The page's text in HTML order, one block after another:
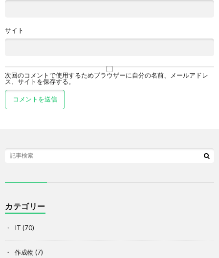
サイト
次回のコメントで使用するためブラウザーに自分の名前、メールアドレ
ス、サイトを保存する。
カテゴリー
IT (70)
作成物 (7)